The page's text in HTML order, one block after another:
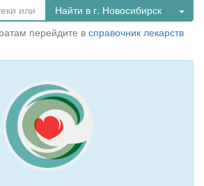
Найти в г. Новосибирск
перейдите в справочник лекарств